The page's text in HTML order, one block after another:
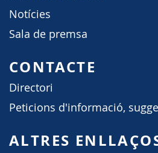
Notícies
Sala de premsa
CONTACTE
Directori
Peticions d'informació,
ALTRES